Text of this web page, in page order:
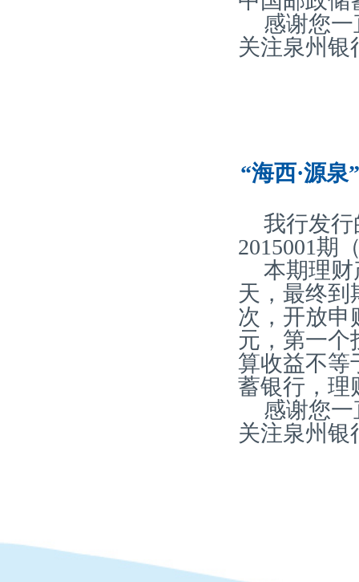
感谢您
关注泉州银
“海西·源
我行发行
2015001期
本期理
天，最终到
次，开放申
元，第一个
算收益不等
蓄银行，理
感谢您
关注泉州银